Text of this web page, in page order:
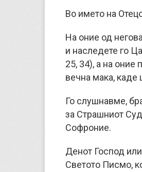
Во името на
На оние од
и наследете го
25, 34), а на оние
вечна мака, каде
Го слушнавме,
за Страшниот
Софроние.
Денот Господ
Светoто Писмо,